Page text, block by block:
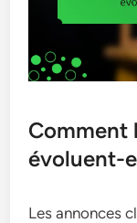
Comment
évoluent-
Les annonces